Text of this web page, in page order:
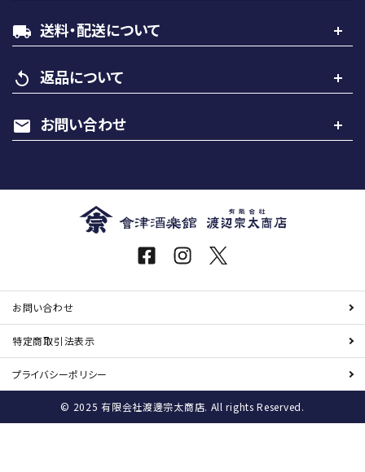
local_shipping 送料・配送について
replay 返品について
mail お問い合わせ
お問い合わせ
特定商取引法表示
プライバシーポリシー
© 2025 有限会社渡邊宗太商店. All rights Reserved.